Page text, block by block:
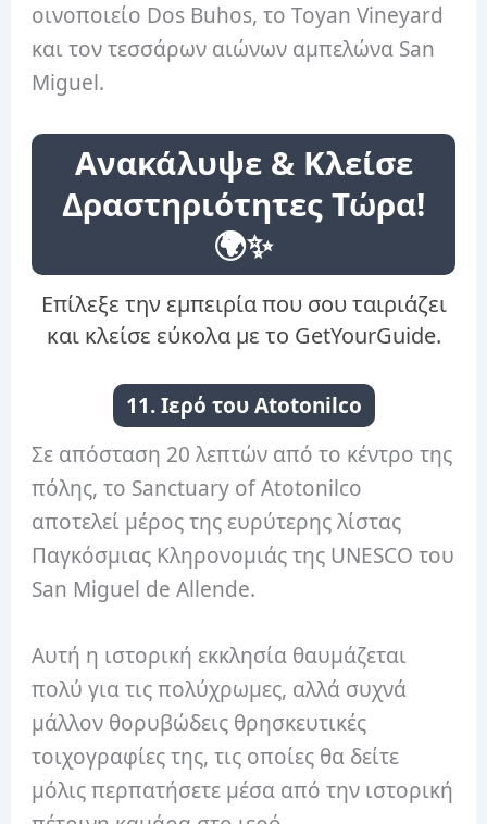
οινοποιείο Dos Buhos, το Toyan Vineyard
και τον τεσσάρων αιώνων αμπελώνα San
Miguel.
Ανακάλυψε & Κλείσε
Δραστηριότητες Τώρα!
🌍✨
Επίλεξε την εμπειρία που σου ταιριάζει
και κλείσε εύκολα με το GetYourGuide.
11. Ιερό του Atotonilco
Σε απόσταση 20 λεπτών από το κέντρο της
πόλης, το Sanctuary of Atotonilco
αποτελεί μέρος της ευρύτερης λίστας
Παγκόσμιας Κληρονομιάς της UNESCO του
San Miguel de Allende.
Αυτή η ιστορική εκκλησία θαυμάζεται
πολύ για τις πολύχρωμες, αλλά συχνά
μάλλον θορυβώδεις θρησκευτικές
τοιχογραφίες της, τις οποίες θα δείτε
μόλις περπατήσετε μέσα από την ιστορική